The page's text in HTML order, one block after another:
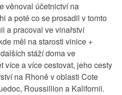
věnoval účetnictví na
a poté co se prosadil v tomto
a pracoval ve vinařství
měl na starosti vinice +
stáží doma ve
více a více cestovat, jeho cesty
na Rhoně v oblasti Cote
Roussillion a Kalifornii.